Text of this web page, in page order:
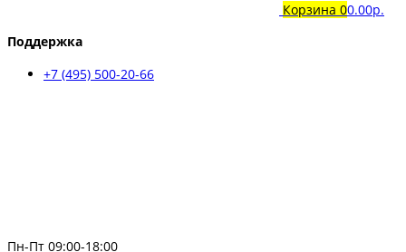
Корзина 00.00р.
Поддержка
+7 (495) 500-20-66
Пн-Пт 09:00-18:00